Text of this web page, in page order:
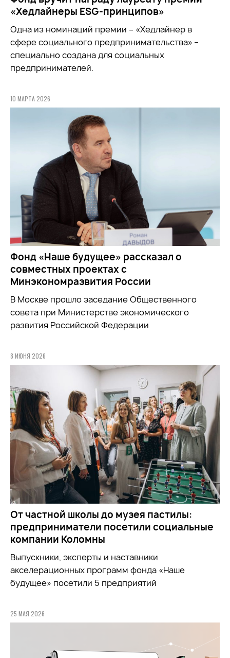
«Хедлайнеры ESG-принципов»
Одна из номинаций премии – «Хедлайнер в
сфере социального предпринимательства» –
специально создана для социальных
предпринимателей.
10 МАРТА 2026
Фонд «Наше будущее» рассказал о
совместных проектах с
Минэкономразвития России
В Москве прошло заседание Общественного
совета при Министерстве экономического
развития Российской Федерации
8 ИЮНЯ 2026
От частной школы до музея пастилы:
предприниматели посетили социальные
компании Коломны
Выпускники, эксперты и наставники
акселерационных программ фонда «Наше
будущее» посетили 5 предприятий
25 МАЯ 2026